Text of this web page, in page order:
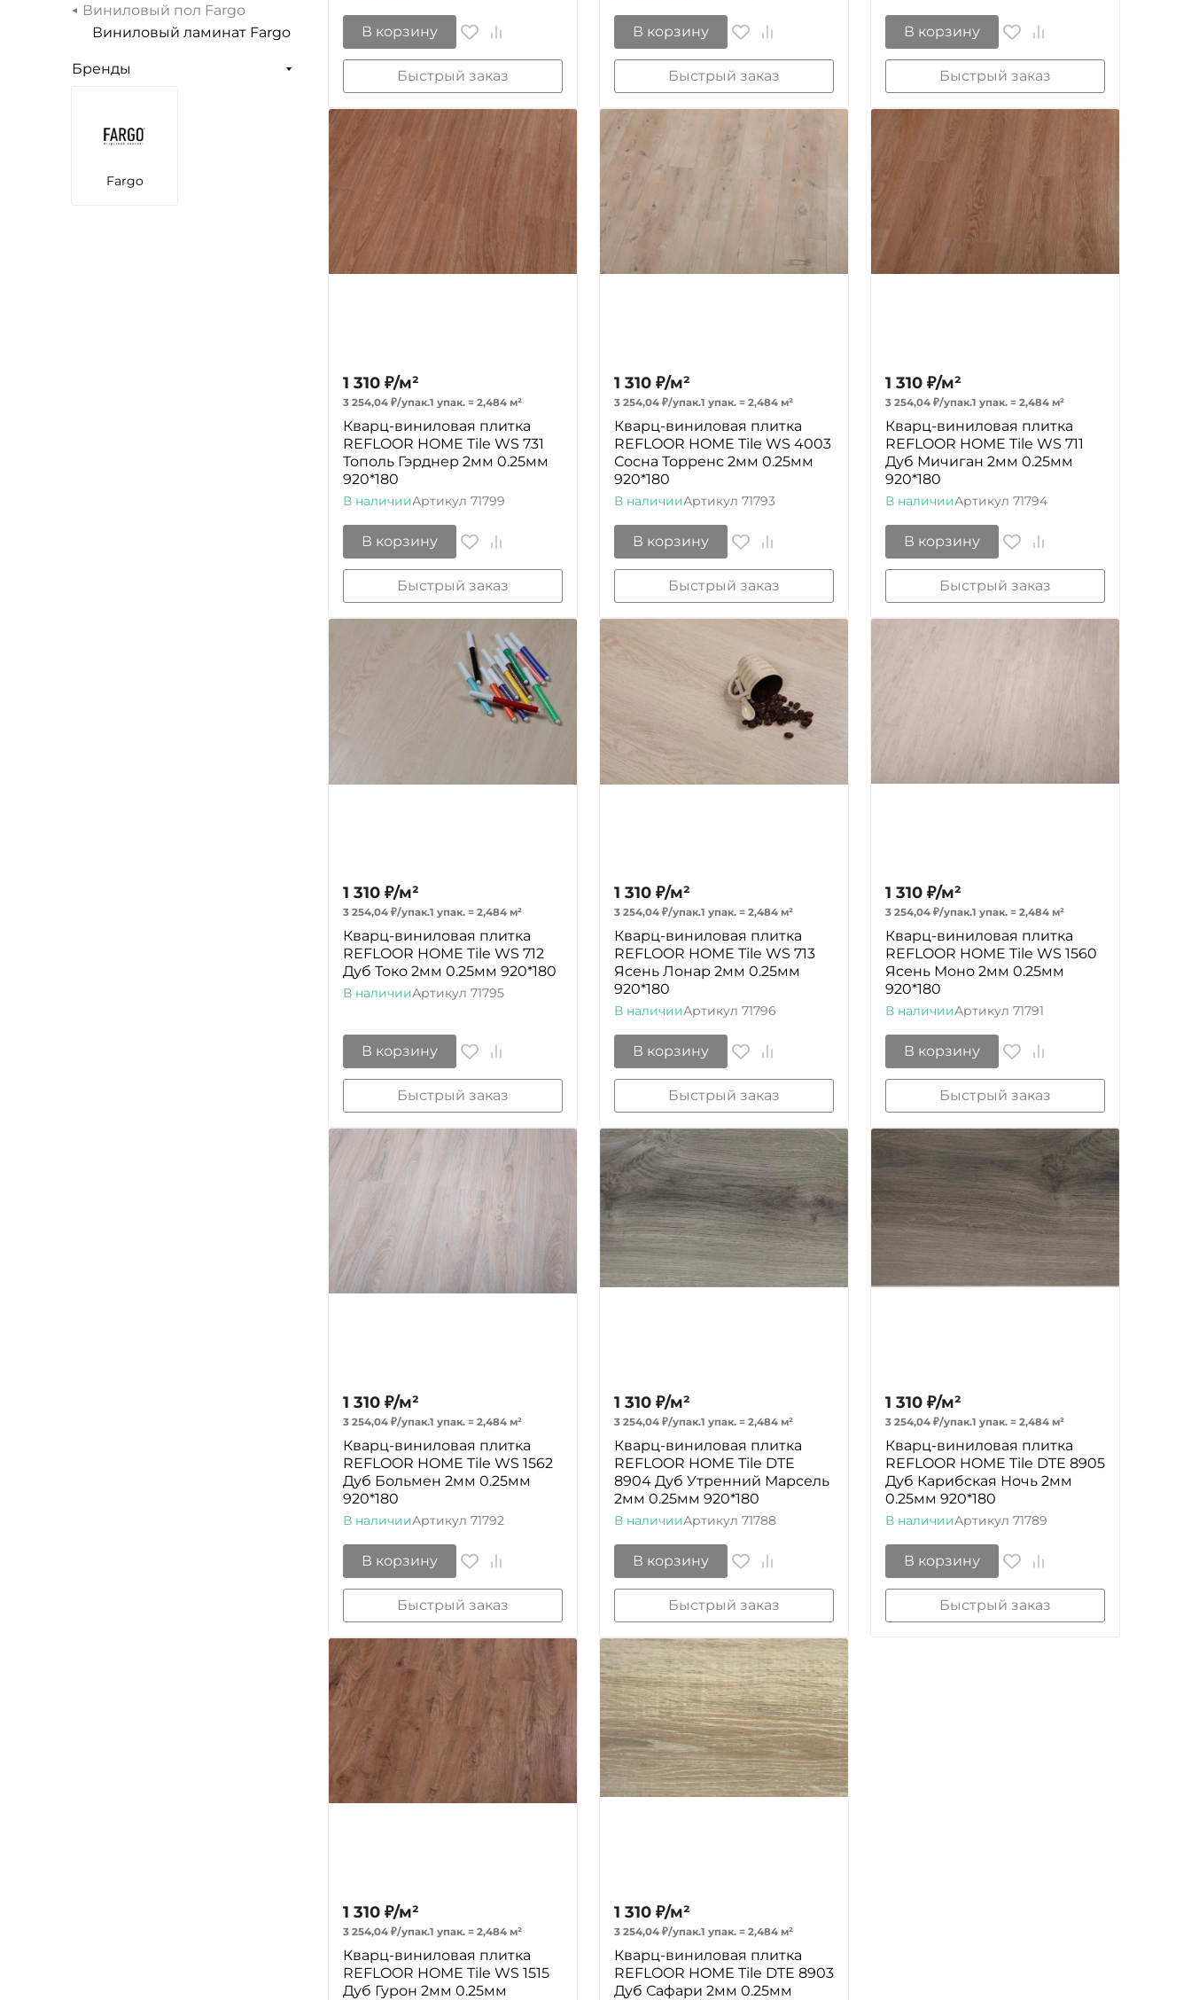
Виниловый пол Fargo
Виниловый ламинат Fargo
Бренды
Fargo
В корзину
Быстрый заказ
В корзину
Быстрый заказ
В корзину
Быстрый заказ
1 310 ₽/м²
3 254,04 ₽/упак.1 упак. = 2,484 м²
Кварц-виниловая плитка
REFLOOR HOME Tile WS 731
Тополь Гэрднер 2мм 0.25мм
920*180
В наличииАртикул 71799
В корзину
Быстрый заказ
1 310 ₽/м²
3 254,04 ₽/упак.1 упак.= 2,484 м²
Кварц-виниловая плитка
REFLOOR HOME Tile WS 4003
Сосна Торренс 2мм 0.25мм
920*180
В наличииАртикул 71793
В корзину
Быстрый заказ
1 310 ₽/м²
3 254,04 ₽/упак.1 упак.= 2,484 м²
Кварц-виниловая плитка
REFLOOR HOME Tile WS 711
Дуб Мичиган 2мм 0.25мм
920*180
В наличииАртикул 71794
В корзину
Быстрый заказ
1 310 ₽/м²
3 254,04 ₽/упак.1 упак. = 2,484 м²
Кварц-виниловая плитка
REFLOOR HOME Tile WS 712
Дуб Токо 2мм 0.25мм 920*180
В наличииАртикул 71795
В корзину
Быстрый заказ
1 310 ₽/м²
3 254,04 ₽/упак.1 упак.= 2,484 м²
Кварц-виниловая плитка
REFLOOR HOME Tile WS 713
Ясень Лонар 2мм 0.25мм
920*180
В наличииАртикул 71796
В корзину
Быстрый заказ
1 310 ₽/м²
3 254,04 ₽/упак.1 упак.= 2,484 м²
Кварц-виниловая плитка
REFLOOR HOME Tile WS 1560
Ясень Моно 2мм 0.25мм
920*180
В наличииАртикул 71791
В корзину
Быстрый заказ
1 310 ₽/м²
3 254,04 ₽/упак.1 упак. = 2,484 м²
Кварц-виниловая плитка
REFLOOR HOME Tile WS 1562
Дуб Больмен 2мм 0.25мм
920*180
В наличииАртикул 71792
В корзину
Быстрый заказ
1 310 ₽/м²
3 254,04 ₽/упак.1 упак.= 2,484 м²
Кварц-виниловая плитка
REFLOOR HOME Tile DTE
8904 Дуб Утренний Марсель
2мм 0.25мм 920*180
В наличииАртикул 71788
В корзину
Быстрый заказ
1 310 ₽/м²
3 254,04 ₽/упак.1 упак.= 2,484 м²
Кварц-виниловая плитка
REFLOOR HOME Tile DTE 8905
Дуб Карибская Ночь 2мм
0.25мм 920*180
В наличииАртикул 71789
В корзину
Быстрый заказ
1 310 ₽/м²
3 254,04 ₽/упак.1 упак. = 2,484 м²
Кварц-виниловая плитка
REFLOOR HOME Tile WS 1515
Дуб Гурон 2мм 0.25мм
1 310 ₽/м²
3 254,04 ₽/упак.1 упак.= 2,484 м²
Кварц-виниловая плитка
REFLOOR HOME Tile DTE 8903
Дуб Сафари 2мм 0.25мм